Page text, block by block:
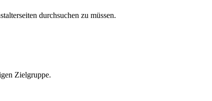
durchsuchen zu müssen.
Zielgruppe.